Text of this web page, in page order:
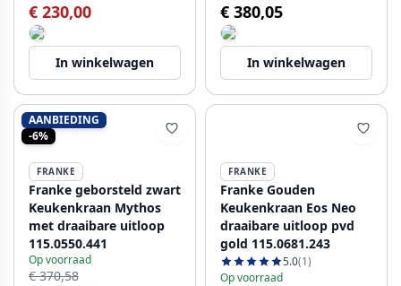
€ 230,00
In winkelwagen
€ 380,05
In winkelwagen
AANBIEDING
-6%
FRANKE
Franke geborsteld zwart
Keukenkraan Mythos
met draaibare uitloop
115.0550.441
Op voorraad
€ 370,58
FRANKE
Franke Gouden
Keukenkraan Eos Neo
draaibare uitloop pvd
gold 115.0681.243
5.0(1)
Op voorraad